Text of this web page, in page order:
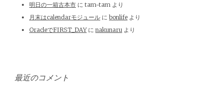
明日の一箱古本市 に tam-tam より
月末はcalendarモジュール に bonlife より
OracleでFIRST_DAYに nakunaru より
最近のコメント